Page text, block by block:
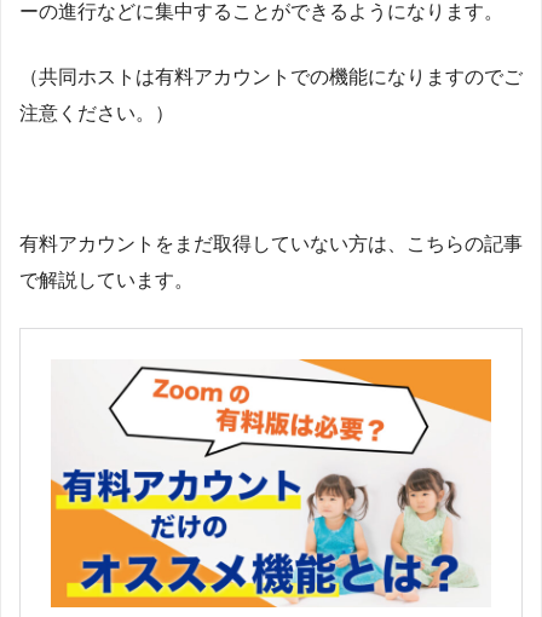
ーの進行などに集中することができるようになります。
（共同ホストは有料アカウントでの機能になりますのでご
注意ください。）
有料アカウントをまだ取得していない方は、こちらの記事
で解説しています。